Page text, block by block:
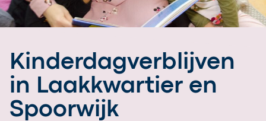
Kinderdagverblijven
in Laakkwartier en
Spoorwijk